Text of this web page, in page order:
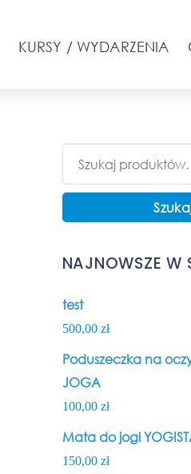
KURSY / WYDARZENIA
NAJNOWSZE W
test
500,00 zł
Poduszeczka na
JOGA
100,00 zł
Mata do jogi
150,00 zł